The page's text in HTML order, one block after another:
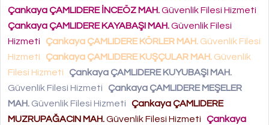
Çankaya ÇAMLIDERE İNCEÖZ MAH.Güvenlik Filesi Hizmeti
Çankaya ÇAMLIDERE KAYABAŞI MAH.Güvenlik Filesi
Hizmeti
Çankaya ÇAMLIDERE KÖRLER MAH. Güvenlik Filesi
Hizmeti
Çankaya ÇAMLIDERE KUŞÇULAR MAH. Güvenlik
Filesi Hizmeti
Çankaya ÇAMLIDERE KUYUBAŞI MAH.
Güvenlik Filesi Hizmeti
Çankaya ÇAMLIDERE MEŞELER
MAH. Güvenlik Filesi Hizmeti
Çankaya ÇAMLIDERE
MUZRUPAĞACIN MAH.Güvenlik Filesi Hizmeti
Çankaya